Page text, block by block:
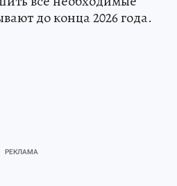
до конца 2026 года.